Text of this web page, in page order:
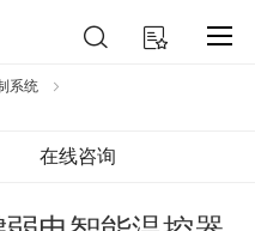
我的购物车
索
系统
在线咨询